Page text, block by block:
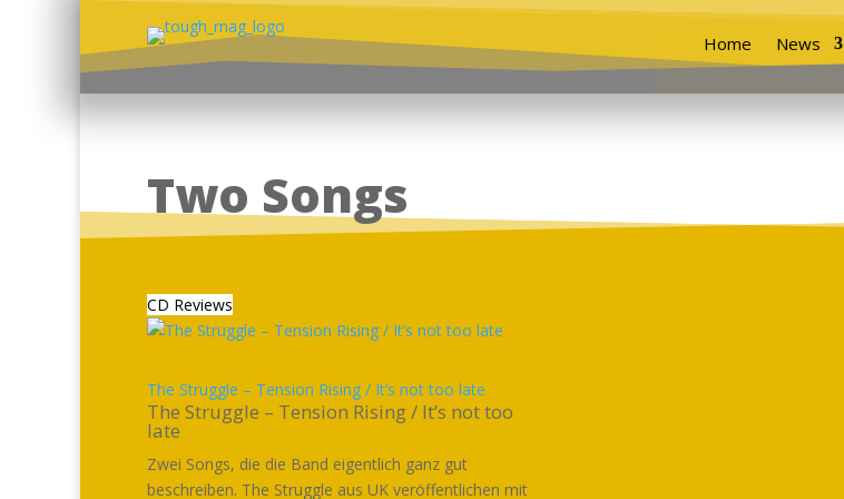
Home News
Two Songs
CD Reviews
The Struggle – Tension Rising / It’s not too late
The Struggle – Tension Rising / It’s not too
late
Zwei Songs, die die Band eigentlich ganz gut
beschreiben. The Struggle aus UK veröffentlichen mit